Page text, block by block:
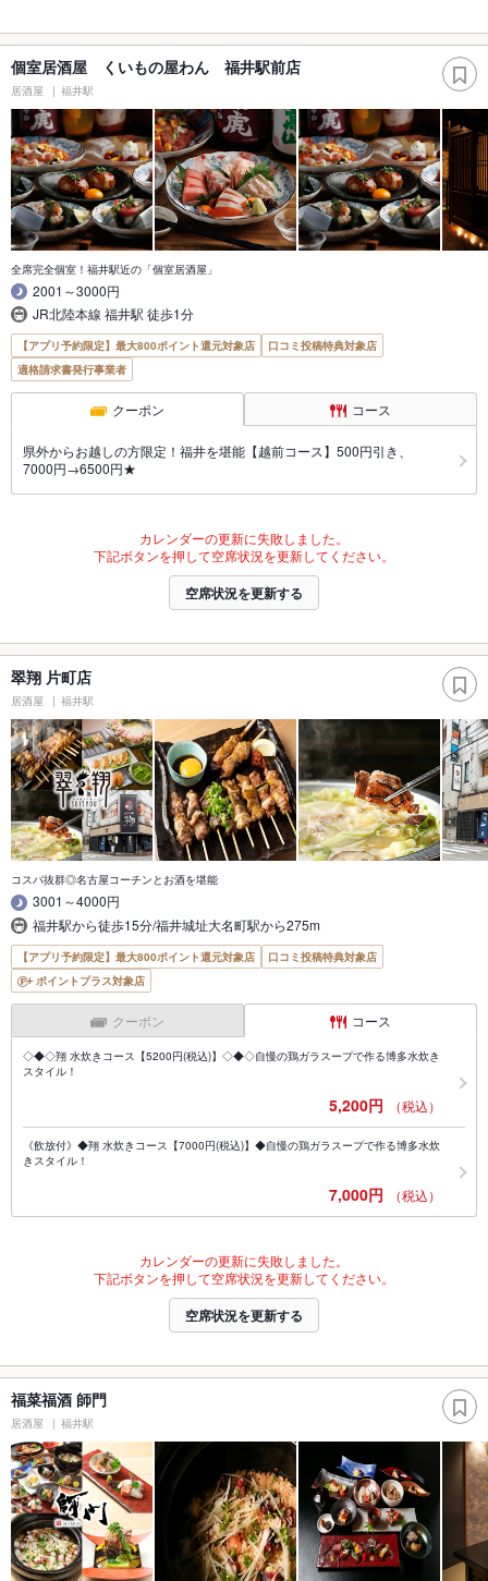
個室居酒屋 くいもの屋わん 福井駅前店
居酒屋 福井駅
全席完全個室！福井駅近の「個室居酒屋」
2001～3000円
JR北陸本線 福井駅 徒歩1分
【アプリ予約限定】最大800ポイント還元対象店
口コミ投稿特典対象店
適格請求書発行事業者
クーポン コース
県外からお越しの方限定！福井を堪能【越前コース】500円引き、
7000円→6500円★
カレンダーの更新に失敗しました。
下記ボタンを押して空席状況を更新してください。
空席状況を更新する
翠翔 片町店
居酒屋 福井駅
コスパ抜群◎名古屋コーチンとお酒を堪能
3001～4000円
福井駅から徒歩15分/福井城址大名町駅から275m
【アプリ予約限定】最大800ポイント還元対象店
口コミ投稿特典対象店
ポイントプラス対象店
クーポン コース
◇◆◇翔 水炊きコース【5200円(税込)】◇◆◇自慢の鶏ガラスープで作る博多水炊き
スタイル！
5,200円 （税込）
《飲放付》◆翔 水炊きコース【7000円(税込)】◆自慢の鶏ガラスープで作る博多水炊
きスタイル！
7,000円 （税込）
カレンダーの更新に失敗しました。
下記ボタンを押して空席状況を更新してください。
空席状況を更新する
福菜福酒 師門
居酒屋 福井駅